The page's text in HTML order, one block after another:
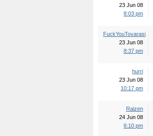
23 Jun 08
8:03 pm
FuckYouTovarasi
23 Jun 08
8:37 pm
hurri
23 Jun 08
10:17 pm
Raizen
24 Jun 08
6:10 pm